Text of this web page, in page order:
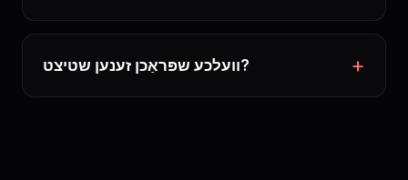
וועלכע שפּראַכן זענען שטיצט?